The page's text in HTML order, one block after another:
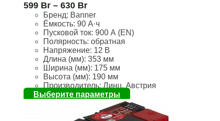
599 Br – 630 Br
Бренд: Banner
Ёмкость: 90 А·ч
Пусковой ток: 900 А (EN)
Полярность: обратная
Напряжение: 12 В
Длина (мм): 353 мм
Ширина (мм): 175 мм
Высота (мм): 190 мм
Производитель: Линц, Австрия
Выберите параметры